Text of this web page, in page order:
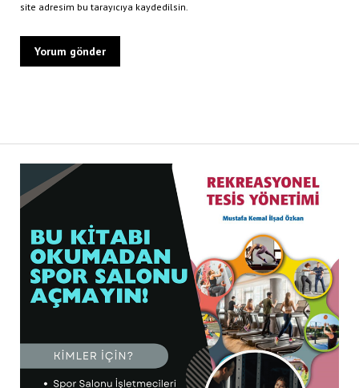
site adresim bu tarayıcıya kaydedilsin.